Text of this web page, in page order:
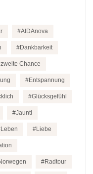
AIDAnova
Dankbarkeit
Chance
Entspannung
Glücksgefühl
Jaunti
Leben Liebe
Radtour